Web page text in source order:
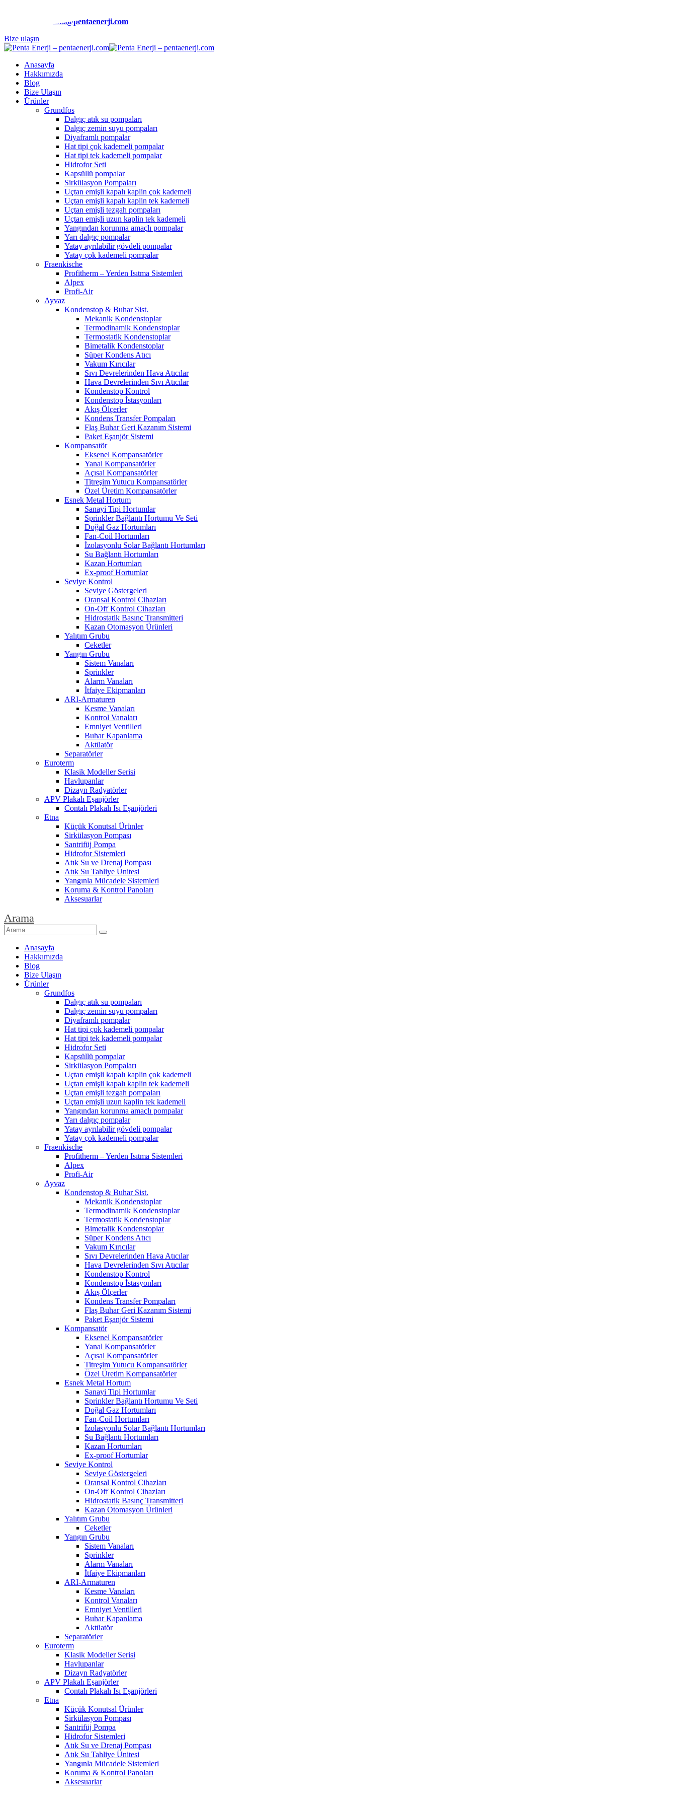
info@pentaenerji.com
Bize ulaşın
Anasayfa
Hakkımızda
Blog
Bize Ulaşın
Ürünler
Grundfos
Dalgıç atık su pompaları
Dalgıç zemin suyu pompaları
Diyaframlı pompalar
Hat tipi çok kademeli pompalar
Hat tipi tek kademeli pompalar
Hidrofor Seti
Kapsüllü pompalar
Sirkülasyon Pompaları
Uçtan emişli kapalı kaplin çok kademeli
Uçtan emişli kapalı kaplin tek kademeli
Uçtan emişli tezgah pompaları
Uçtan emişli uzun kaplin tek kademeli
Yangından korunma amaçlı pompalar
Yarı dalgıç pompalar
Yatay ayrılabilir gövdeli pompalar
Yatay çok kademeli pompalar
Fraenkische
Profitherm – Yerden Isıtma Sistemleri
Alpex
Profi-Air
Ayvaz
Kondenstop & Buhar Sist.
Mekanik Kondenstoplar
Termodinamik Kondenstoplar
Termostatik Kondenstoplar
Bimetalik Kondenstoplar
Süper Kondens Atıcı
Vakum Kırıcılar
Sıvı Devrelerinden Hava Atıcılar
Hava Devrelerinden Sıvı Atıcılar
Kondenstop Kontrol
Kondenstop İstasyonları
Akış Ölçerler
Kondens Transfer Pompaları
Flaş Buhar Geri Kazanım Sistemi
Paket Eşanjör Sistemi
Kompansatör
Eksenel Kompansatörler
Yanal Kompansatörler
Açısal Kompansatörler
Titreşim Yutucu Kompansatörler
Özel Üretim Kompansatörler
Esnek Metal Hortum
Sanayi Tipi Hortumlar
Sprinkler Bağlantı Hortumu Ve Seti
Doğal Gaz Hortumları
Fan-Coil Hortumları
İzolasyonlu Solar Bağlantı Hortumları
Su Bağlantı Hortumları
Kazan Hortumları
Ex-proof Hortumlar
Seviye Kontrol
Seviye Göstergeleri
Oransal Kontrol Cihazları
On-Off Kontrol Cihazları
Hidrostatik Basınç Transmitteri
Kazan Otomasyon Ürünleri
Yalıtım Grubu
Ceketler
Yangın Grubu
Sistem Vanaları
Sprinkler
Alarm Vanaları
İtfaiye Ekipmanları
ARI-Armaturen
Kesme Vanaları
Kontrol Vanaları
Emniyet Ventilleri
Buhar Kapanlama
Aktüatör
Separatörler
Euroterm
Klasik Modeller Serisi
Havlupanlar
Dizayn Radyatörler
APV Plakalı Eşanjörler
Contalı Plakalı Isı Eşanjörleri
Etna
Küçük Konutsal Ürünler
Sirkülasyon Pompası
Santrifüj Pompa
Hidrofor Sistemleri
Atık Su ve Drenaj Pompası
Atık Su Tahliye Ünitesi
Yangınla Mücadele Sistemleri
Koruma & Kontrol Panoları
Aksesuarlar
Arama
Anasayfa
Hakkımızda
Blog
Bize Ulaşın
Ürünler
Grundfos
Dalgıç atık su pompaları
Dalgıç zemin suyu pompaları
Diyaframlı pompalar
Hat tipi çok kademeli pompalar
Hat tipi tek kademeli pompalar
Hidrofor Seti
Kapsüllü pompalar
Sirkülasyon Pompaları
Uçtan emişli kapalı kaplin çok kademeli
Uçtan emişli kapalı kaplin tek kademeli
Uçtan emişli tezgah pompaları
Uçtan emişli uzun kaplin tek kademeli
Yangından korunma amaçlı pompalar
Yarı dalgıç pompalar
Yatay ayrılabilir gövdeli pompalar
Yatay çok kademeli pompalar
Fraenkische
Profitherm – Yerden Isıtma Sistemleri
Alpex
Profi-Air
Ayvaz
Kondenstop & Buhar Sist.
Mekanik Kondenstoplar
Termodinamik Kondenstoplar
Termostatik Kondenstoplar
Bimetalik Kondenstoplar
Süper Kondens Atıcı
Vakum Kırıcılar
Sıvı Devrelerinden Hava Atıcılar
Hava Devrelerinden Sıvı Atıcılar
Kondenstop Kontrol
Kondenstop İstasyonları
Akış Ölçerler
Kondens Transfer Pompaları
Flaş Buhar Geri Kazanım Sistemi
Paket Eşanjör Sistemi
Kompansatör
Eksenel Kompansatörler
Yanal Kompansatörler
Açısal Kompansatörler
Titreşim Yutucu Kompansatörler
Özel Üretim Kompansatörler
Esnek Metal Hortum
Sanayi Tipi Hortumlar
Sprinkler Bağlantı Hortumu Ve Seti
Doğal Gaz Hortumları
Fan-Coil Hortumları
İzolasyonlu Solar Bağlantı Hortumları
Su Bağlantı Hortumları
Kazan Hortumları
Ex-proof Hortumlar
Seviye Kontrol
Seviye Göstergeleri
Oransal Kontrol Cihazları
On-Off Kontrol Cihazları
Hidrostatik Basınç Transmitteri
Kazan Otomasyon Ürünleri
Yalıtım Grubu
Ceketler
Yangın Grubu
Sistem Vanaları
Sprinkler
Alarm Vanaları
İtfaiye Ekipmanları
ARI-Armaturen
Kesme Vanaları
Kontrol Vanaları
Emniyet Ventilleri
Buhar Kapanlama
Aktüatör
Separatörler
Euroterm
Klasik Modeller Serisi
Havlupanlar
Dizayn Radyatörler
APV Plakalı Eşanjörler
Contalı Plakalı Isı Eşanjörleri
Etna
Küçük Konutsal Ürünler
Sirkülasyon Pompası
Santrifüj Pompa
Hidrofor Sistemleri
Atık Su ve Drenaj Pompası
Atık Su Tahliye Ünitesi
Yangınla Mücadele Sistemleri
Koruma & Kontrol Panoları
Aksesuarlar